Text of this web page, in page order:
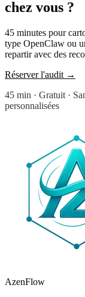
chez vous ?
45 minutes pour
type OpenClaw ou
repartir avec des
Réserver l'audit →
45 min · Gratuit ·
personnalisées
AzenFlow